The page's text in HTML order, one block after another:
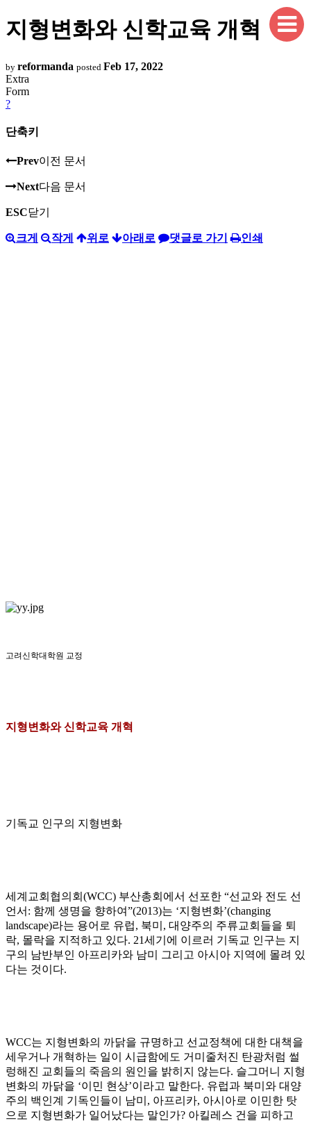
지형변화와 신학교육 개혁
by reformanda posted Feb 17, 2022
Extra
Form
?
단축키
Prev이전 문서
Next다음 문서
ESC닫기
크게 작게 위로 아래로 댓글로 가기 인쇄
고려신학대학원 교정
지형변화와 신학교육 개혁
기독교 인구의 지형변화
세계교회협의회 (WCC) 부산총회에서 선포한 “선교와 전도 선
언서 : 함께 생명을 향하여”(2013)는 ‘지형변화’(changing
landscape)라는 용어로 유럽, 북미 , 대양주의 주류교회들을 퇴
락, 몰락을 지적하고 있다. 21세기에 이르러 기독교 인구는 지
구의 남반부인 아프리카와 남미 그리고 아시아 지역에 몰려 있
다는 것이다.
WCC는 지형변화의 까닭을 규명하고 선교정책에 대한 대책을
세우거나 개혁하는 일이 시급함에도 거미줄처진 탄광처럼 썰
렁해진 교회들의 죽음의 원인을 밝히지 않는다. 슬그머니 지형
변화의 까닭을 ‘이민 현상’이라고 말한다. 유럽과 북미와 대양
주의 백인계 기독인들이 남미 , 아프리카, 아시아로 이민한 탓
으로 지형변화가 일어났다는 말인가? 아킬레스 건을 피하고